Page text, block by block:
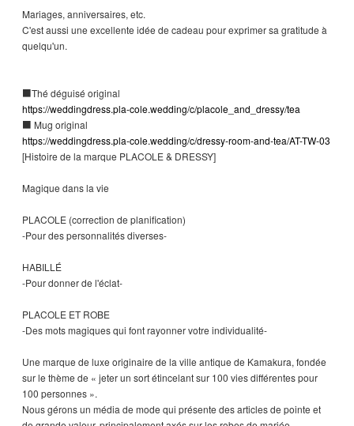
Mariages, anniversaires, etc.
C'est aussi une excellente idée de cadeau pour exprimer sa gratitude à
quelqu'un.
■Thé déguisé original
https://weddingdress.pla-cole.wedding/c/placole_and_dressy/tea
■ Mug original
https://weddingdress.pla-cole.wedding/c/dressy-room-and-tea/AT-TW-03
[Histoire de la marque PLACOLE & DRESSY]
Magique dans la vie
PLACOLE (correction de planification)
-Pour des personnalités diverses-
HABILLÉ
-Pour donner de l'éclat-
PLACOLE ET ROBE
-Des mots magiques qui font rayonner votre individualité-
Une marque de luxe originaire de la ville antique de Kamakura, fondée
sur le thème de « jeter un sort étincelant sur 100 vies différentes pour
100 personnes ».
Nous gérons un média de mode qui présente des articles de pointe et